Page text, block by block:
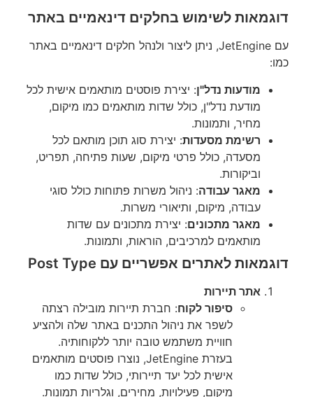
דוגמאות לשימוש בחלקים דינאמיים באתר
עם JetEngine, ניתן ליצור ולנהל חלקים דינאמיים באתר
כמו:
מודעות נדל"ן: יצירת פוסטים מותאמים אישית לכל
מודעת נדל"ן, כולל שדות מותאמים כמו מיקום,
מחיר, ותמונות.
רשימת מסעדות: יצירת סוג תוכן מותאם לכל
מסעדה, כולל פרטי מיקום, שעות פתיחה, תפריט,
וביקורות.
מאגר עבודה: ניהול משרות פתוחות כולל סוגי
עבודה, מיקום, ותיאורי משרות.
מאגר מתכונים: יצירת מתכונים עם שדות
מותאמים למרכיבים, הוראות, ותמונות.
דוגמאות לאתרים אפשריים עם Post Type
אתר תיירות
סיפור לקוח: חברת תיירות מובילה רצתה
לשפר את ניהול התכנים באתר שלה ולהציע
חוויית משתמש טובה יותר ללקוחותיה.
בעזרת JetEngine, נוצרו פוסטים מותאמים
אישית לכל יעד תיירותי, כולל שדות כמו
מיקום, פעילויות, מחירים, וגלריות תמונות.